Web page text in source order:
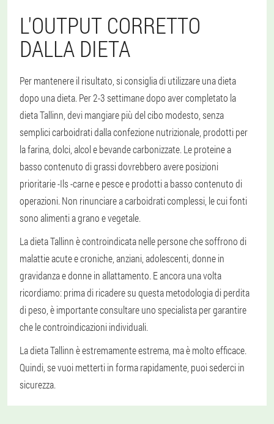
L'OUTPUT CORRETTO
DALLA DIETA
Per mantenere il risultato, si consiglia di utilizzare una dieta
dopo una dieta. Per 2-3 settimane dopo aver completato la
dieta Tallinn, devi mangiare più del cibo modesto, senza
semplici carboidrati dalla confezione nutrizionale, prodotti per
la farina, dolci, alcol e bevande carbonizzate. Le proteine a
basso contenuto di grassi dovrebbero avere posizioni
prioritarie -Ils -carne e pesce e prodotti a basso contenuto di
operazioni. Non rinunciare a carboidrati complessi, le cui fonti
sono alimenti a grano e vegetale.
La dieta Tallinn è controindicata nelle persone che soffrono di
malattie acute e croniche, anziani, adolescenti, donne in
gravidanza e donne in allattamento. E ancora una volta
ricordiamo: prima di ricadere su questa metodologia di perdita
di peso, è importante consultare uno specialista per garantire
che le controindicazioni individuali.
La dieta Tallinn è estremamente estrema, ma è molto efficace.
Quindi, se vuoi metterti in forma rapidamente, puoi sederci in
sicurezza.